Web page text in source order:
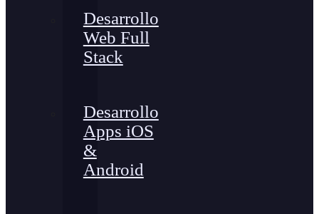
Desarrollo
Web Full
Stack
Desarrollo
Apps iOS
&
Android